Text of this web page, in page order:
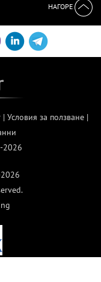
НАГОРЕ
| Условия за ползване|
2026